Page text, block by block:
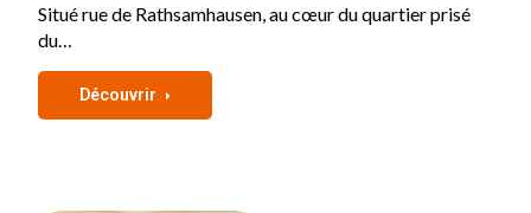
Situé rue de Rathsamhausen, au cœur du quartier prisé
du…
Découvrir